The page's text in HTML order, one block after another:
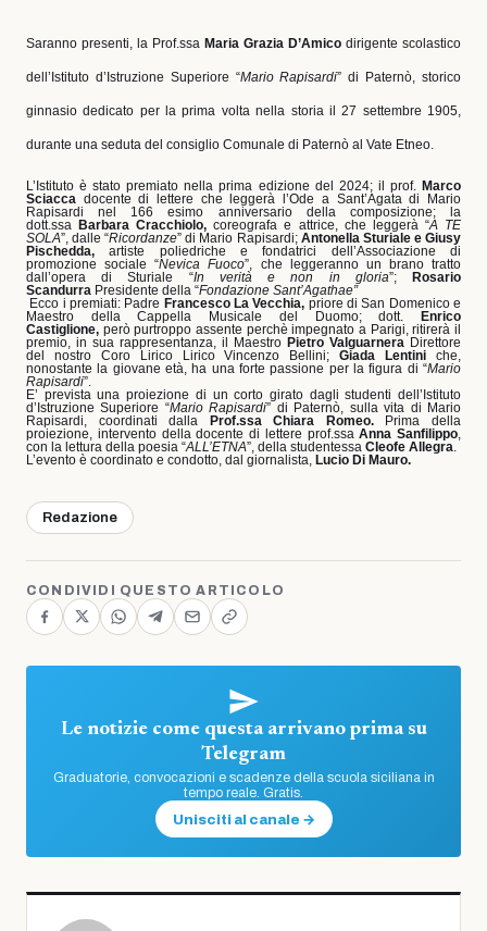
Saranno presenti, la Prof.ssa Maria Grazia D’Amico dirigente scolastico
dell’Istituto d’Istruzione Superiore “Mario Rapisardi” di Paternò, storico
ginnasio dedicato per la prima volta nella storia il 27 settembre 1905,
durante una seduta del consiglio Comunale di Paternò al Vate Etneo.
L’Istituto è stato premiato nella prima edizione del 2024; il prof.Marco
Sciacca docente di lettere che leggerà l’Ode a Sant’Agata di Mario
Rapisardi nel 166 esimo anniversario della composizione; la
dott.ssa Barbara Cracchiolo,coreografa e attrice, che leggerà “A TE
SOLA”, dalle “Ricordanze” di Mario Rapisardi;Antonella Sturiale e Giusy
Pischedda,artiste poliedriche e fondatrici dell’Associazione di
promozione sociale “Nevica Fuoco”, che leggeranno un brano tratto
dall’opera di Sturiale “In verità e non in gloria”;
Rosario
Scandurra Presidente della “Fondazione Sant’Agathae”
Ecco i premiati: Padre Francesco La Vecchia, priore di San Domenico e
Maestro della Cappella Musicale del Duomo; dott. Enrico
Castiglione, però purtroppo assente perchè impegnato a Parigi, ritirerà il
premio, in sua rappresentanza, il Maestro Pietro Valguarnera Direttore
del nostro Coro Lirico Lirico Vincenzo Bellini; Giada Lentini che,
nonostante la giovane età, ha una forte passione per la figura di “Mario
Rapisardi”.
E’ prevista una proiezione di un corto girato dagli studenti dell’Istituto
d’Istruzione Superiore “Mario Rapisardi” di Paternò, sulla vita di Mario
Rapisardi, coordinati dalla
Prof.ssa Chiara Romeo.
Prima della
proiezione, intervento della docente di lettere prof.ssaAnna Sanfilippo,
con la lettura della poesia “ALL’ETNA”, della studentessa Cleofe Allegra.
L’evento è coordinato e condotto, dal giornalista, Lucio Di Mauro.
Redazione
CONDIVIDI QUESTO ARTICOLO
Le notizie come questa arrivano prima su
Telegram
Graduatorie, convocazioni e scadenze della scuola siciliana in
tempo reale. Gratis.
Unisciti al canale →